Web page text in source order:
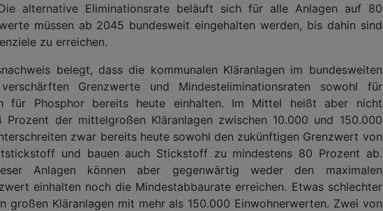
alternative Eliminationsrate beläuft sich für alle Anlagen auf 80
müssen ab 2045 bundesweit eingehalten werden, bis dahin sind
zu erreichen.
belegt, dass die kommunalen Kläranlagen im bundesweiten
Grenzwerte und Mindesteliminationsraten sowohl für
für Phosphor bereits heute einhalten. Im Mittel heißt aber nicht
Prozent der mittelgroßen Kläranlagen zwischen 10.000 und 150.000
zwar bereits heute sowohl den zukünftigen Grenzwert von
und bauen auch Stickstoff zu mindestens 80 Prozent ab.
Anlagen können aber gegenwärtig weder den maximalen
einhalten noch die Mindestabbaurate erreichen. Etwas schlechter
großen Kläranlagen mit mehr als 150.000 Einwohnerwerten. Zwei von